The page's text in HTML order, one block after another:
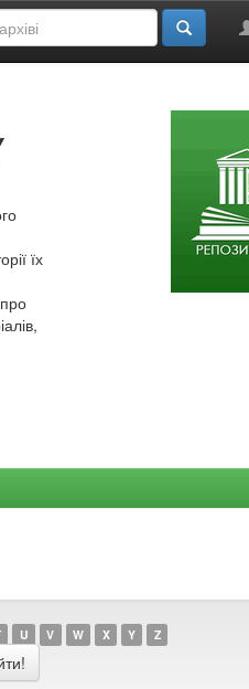
їх
U V W X Y Z